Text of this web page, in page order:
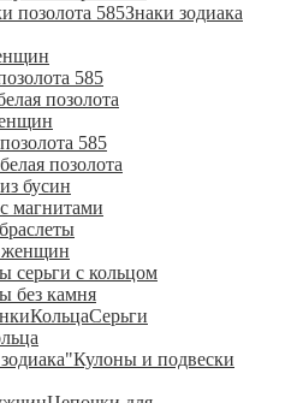
позолота 585Знаки зодиака
585
позолота
585
позолота
бусин
магнитами
женщин
серьги с кольцом
без камня
КольцаСерьги
Кулоны и подвески